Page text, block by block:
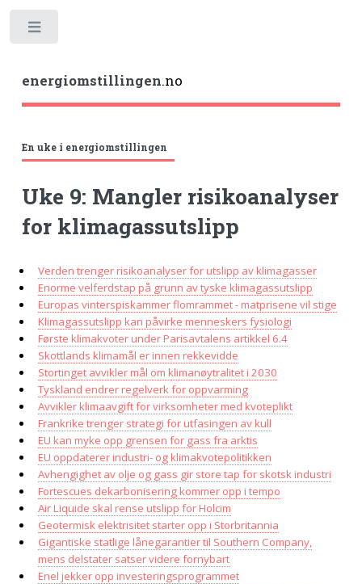
energiomstillingen.no
En uke i energiomstillingen
Uke 9: Mangler risikoanalyser
for klimagassutslipp
Verden trenger risikoanalyser for utslipp av klimagasser
Enorme velferdstap på grunn av tyske klimagassutslipp
Europas vinterspiskammer flomrammet - matprisene vil stige
Klimagassutslipp kan påvirke menneskers fysiologi
Første klimakvoter under Parisavtalens artikkel 6.4
Skottlands klimamål er innen rekkevidde
Stortinget avvikler mål om klimanøytralitet i 2030
Tyskland endrer regelverk for oppvarming
Avvikler klimaavgift for virksomheter med kvoteplikt
Frankrike trenger strategi for utfasingen av kull
EU kan myke opp grensen for gass fra arktis
EU oppdaterer industri- og klimakvotepolitikken
Avhengighet av olje og gass gir store tap for skotsk industri
Fortescues dekarbonisering kommer opp i tempo
Air Liquide skal rense utslipp for Holcim
Geotermisk elektrisitet starter opp i Storbritannia
Gigantiske statlige lånegarantier til Southern Company,
mens delstater satser videre fornybart
Enel jekker opp investeringsprogrammet